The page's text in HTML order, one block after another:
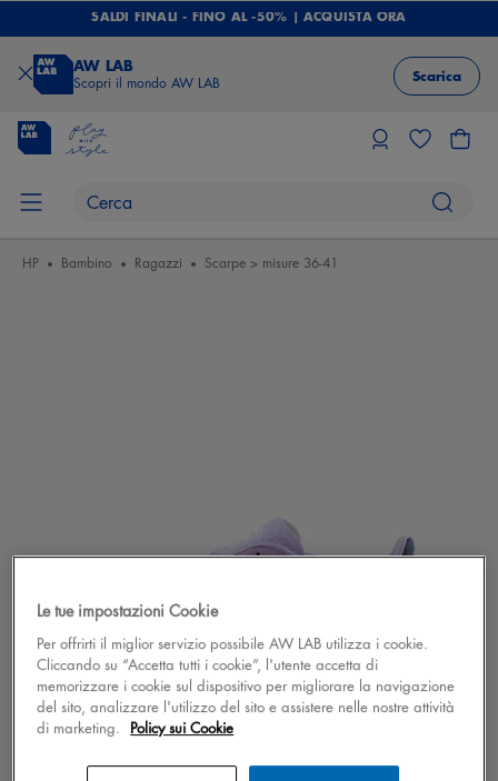
SALDI FINALI - FINO AL -50% | ACQUISTA ORA
AW LAB
Scopri il mondo AW LAB Scarica
HP Bambino Ragazzi Scarpe > misure 36-41
Le tue impostazioni Cookie
Per offrirti il miglior servizio possibile AW LAB utilizza i cookie.
Cliccando su “Accetta tutti i cookie”, l'utente accetta di
memorizzare i cookie sul dispositivo per migliorare la navigazione
del sito, analizzare l'utilizzo del sito e assistere nelle nostre attività
di marketing. Policy sui Cookie